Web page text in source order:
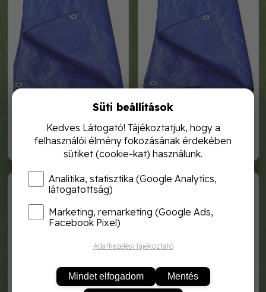
850,-
takaróponyva 55 gr kék 2*3
m
2 000,-
takaróponyva 55 gr kék 3*4
m
PL-KÉK 55 3*5 PL-KÉK 55 4*5
Süti beállítások
Kedves Látogató! Tájékoztatjuk, hogy a
felhasználói élmény fokozásának érdekében
sütiket (cookie-kat) használunk.
Analitika, statisztika (Google Analytics,
látogatottság)
Marketing, remarketing (Google Ads,
Facebook Pixel)
Adatkezelési tájékoztató
Mindet elfogadom Mentés